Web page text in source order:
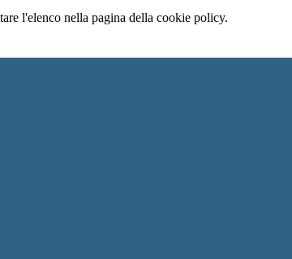
l'elenco nella pagina della cookie policy.